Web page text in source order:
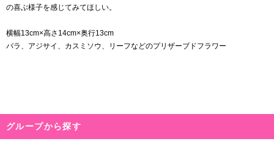
の喜ぶ様子を感じてみてほしい。
横幅13cm×高さ14cm×奥行13cm
バラ、アジサイ、カスミソウ、リーフなどのプリザーブドフラワー
グループから探す